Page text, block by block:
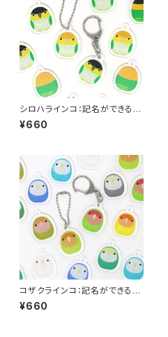
シロハラインコ：記名ができるア
クリルキーホルダー（2022年
版）
¥660
コザクラインコ：記名ができるア
クリルキーホルダー（2022年
版）
¥660